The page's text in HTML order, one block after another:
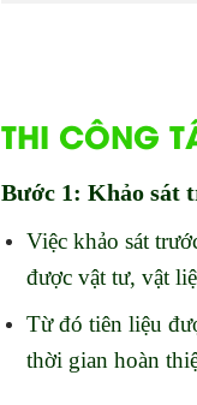
THI CÔNG
Bước 1: Khảo sát
Việc khảo sát
được vật tư, vật
Từ đó tiên liệu
thời gian hoàn